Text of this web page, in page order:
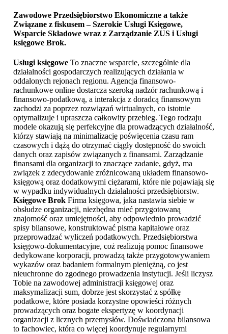
Zawodowe Przedsiębiorstwo Ekonomiczne a także
Związane z fiskusem – Szerokie Usługi Księgowe,
Wsparcie Składowe wraz z Zarządzanie ZUS i Usługi
księgowe Brok.
Usługi księgowe To znaczne wsparcie, szczególnie dla
działalności gospodarczych realizujących działania w
oddalonych rejonach regionu. Agencja finansowo-
rachunkowe online dostarcza szeroką nadzór rachunkową i
finansowo-podatkową, a interakcja z doradcą finansowym
zachodzi za poprzez rozwiązań wirtualnych, co istotnie
optymalizuje i upraszcza całkowity przebieg. Tego rodzaju
modele okazują się perfekcyjne dla prowadzących działalność,
którzy stawiają na minimalizację poświęcenia czasu ram
czasowych i dążą do otrzymać ciągły dostępność do swoich
danych oraz zapisów związanych z finansami. Zarządzanie
finansami dla organizacji to znaczące zadanie, gdyż, ma
związek z zdecydowanie zróżnicowaną układem finansowo-
księgową oraz dodatkowymi ciężarami, które nie pojawiają się
w wypadku indywidualnych działalności przedsiębiorstw.
Księgowe Brok Firma księgowa, jaka nastawia siebie w
obsłudze organizacji, niezbędna mieć przygotowaną
znajomość oraz umiejętności, aby odpowiednio prowadzić
spisy bilansowe, konstruktować pisma kapitałowe oraz
przeprowadzać wyliczeń podatkowych. Przedsiębiorstwa
księgowo-dokumentacyjne, coż realizują pomoc finansowe
dedykowane korporacji, prowadzą także przygotowywaniem
wykazów oraz badaniem formalnym pieniężną, co jest
nieuchronne do zgodnego prowadzenia instytucji. Jeśli liczysz
Tobie na zawodowej administracji księgowej oraz
maksymalizacji sum, dobrze jest skorzystać z spółkę
podatkowe, które posiada korzystne opowieści różnych
prowadzących oraz bogate ekspertyzę w koordynacji
organizacji z licznych przemysłów. Doświadczona bilansowa
to fachowiec, która co więcej koordynuje regularnymi